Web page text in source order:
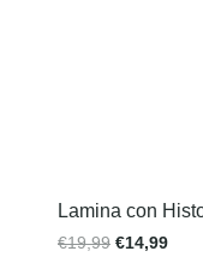
Lamina con
€19,99 €14,99